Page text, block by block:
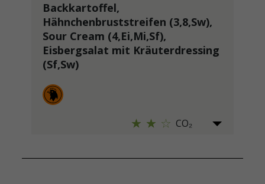
Backkartoffel,
Hähnchenbruststreifen (3,8,Sw),
Sour Cream (4,Ei,Mi,Sf),
Eisbergsalat mit Kräuterdressing
(Sf,Sw)
CO₂